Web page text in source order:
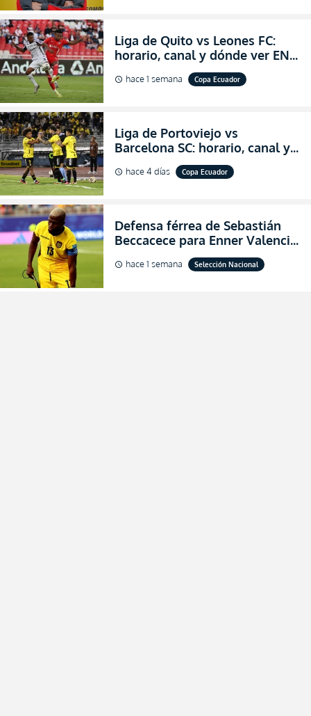
Liga de Quito vs Leones FC:
horario, canal y dónde ver EN
VIVO los octavos de final de la
Copa Ecuador 2026
schedule hace 1 semana Copa Ecuador
Liga de Portoviejo vs
Barcelona SC: horario, canal y
dónde ver EN VIVO los octavos
de final de la Copa Ecuador
schedule hace 4 días Copa Ecuador
Defensa férrea de Sebastián
Beccacece para Enner Valencia
al indicar que era el hombre
indicado para Ecuador
schedule hace 1 semana Selección Nacional